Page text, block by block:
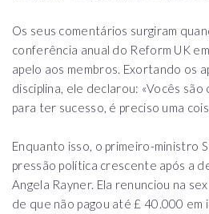
Os seus comentários surgiram
conferência anual do Reform UK
apelo aos membros. Exortando os
disciplina, ele declarou: «Vocês
para ter sucesso, é preciso uma
Enquanto isso, o primeiro-ministro
pressão política crescente após a
Angela Rayner. Ela renunciou na
de que não pagou até £ 40.000 em